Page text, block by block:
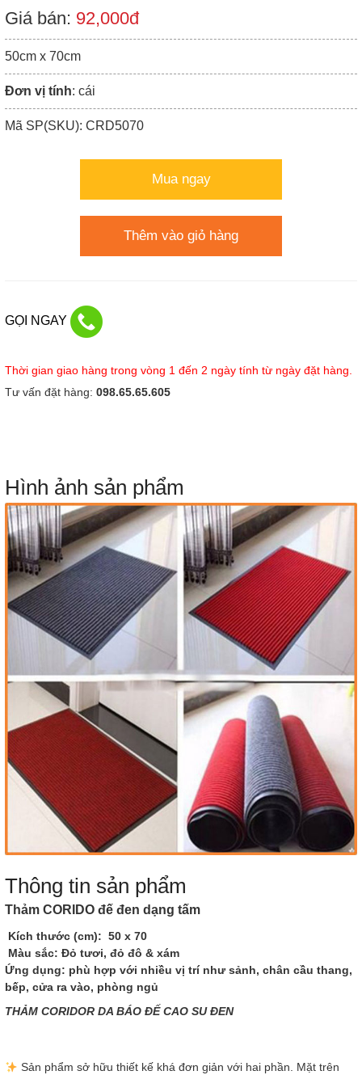
Giá bán: 92,000đ
50cm x 70cm
Đơn vị tính: cái
Mã SP(SKU): CRD5070
Mua ngay
Thêm vào giỏ hàng
GỌI NGAY
Thời gian giao hàng trong vòng 1 đến 2 ngày tính từ ngày đặt hàng.
Tư vấn đặt hàng: 098.65.65.605
Hình ảnh sản phẩm
Thông tin sản phẩm
Thảm CORIDO đế đen dạng tấm
Kích thước (cm): 50 x 70
Màu sắc: Đỏ tươi, đỏ đô & xám
Ứng dụng: phù hợp với nhiều vị trí như sảnh, chân cầu thang,
bếp, cửa ra vào, phòng ngủ
THẢM CORIDOR DA BÁO ĐẾ CAO SU ĐEN
Sản phẩm sở hữu thiết kế khá đơn giản với hai phần. Mặt trên